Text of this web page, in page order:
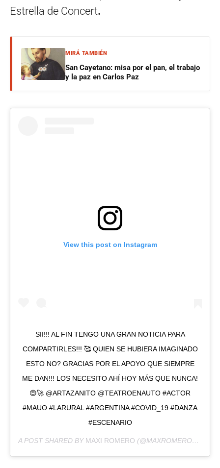
Estrella de Concert.
MIRÁ TAMBIÉN
San Cayetano: misa por el pan, el trabajo
y la paz en Carlos Paz
View this post on Instagram
SII!!! AL FIN TENGO UNA GRAN NOTICIA PARA
COMPARTIRLES!!! 🥰 QUIEN SE HUBIERA IMAGINADO
ESTO NO? GRACIAS POR EL APOYO QUE SIEMPRE
ME DAN!!! LOS NECESITO AHÍ HOY MÁS QUE NUNCA!
😍🚀 @ARTAZANITO @TEATROENAUTO #ACTOR
#MAUO #LARURAL #ARGENTINA #COVID_19 #DANZA
#ESCENARIO
A POST SHARED BY MAXI ROMERO (@MAXROMEROOK) ON